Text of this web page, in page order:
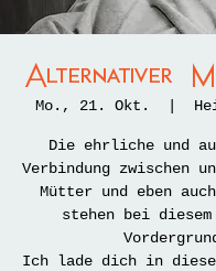
Alternativer
Mo., 21. Okt.
Die ehrliche und
Verbindung zwischen
Mütter und eben
stehen bei
Ich lade dich in